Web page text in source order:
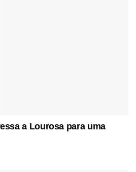
a Lourosa para uma